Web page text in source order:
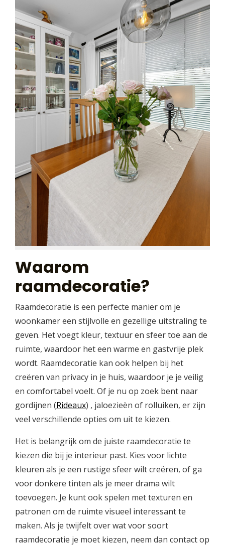
Waarom
raamdecoratie?
Raamdecoratie is een perfecte manier om je
woonkamer een stijlvolle en gezellige uitstraling te
geven. Het voegt kleur, textuur en sfeer toe aan de
ruimte, waardoor het een warme en gastvrije plek
wordt. Raamdecoratie kan ook helpen bij het
creëren van privacy in je huis, waardoor je je veilig
en comfortabel voelt. Of je nu op zoek bent naar
gordijnen (Rideaux) , jaloezieën of rolluiken, er zijn
veel verschillende opties om uit te kiezen.
Het is belangrijk om de juiste raamdecoratie te
kiezen die bij je interieur past. Kies voor lichte
kleuren als je een rustige sfeer wilt creëren, of ga
voor donkere tinten als je meer drama wilt
toevoegen. Je kunt ook spelen met texturen en
patronen om de ruimte visueel interessant te
maken. Als je twijfelt over wat voor soort
raamdecoratie je moet kiezen, neem dan contact op